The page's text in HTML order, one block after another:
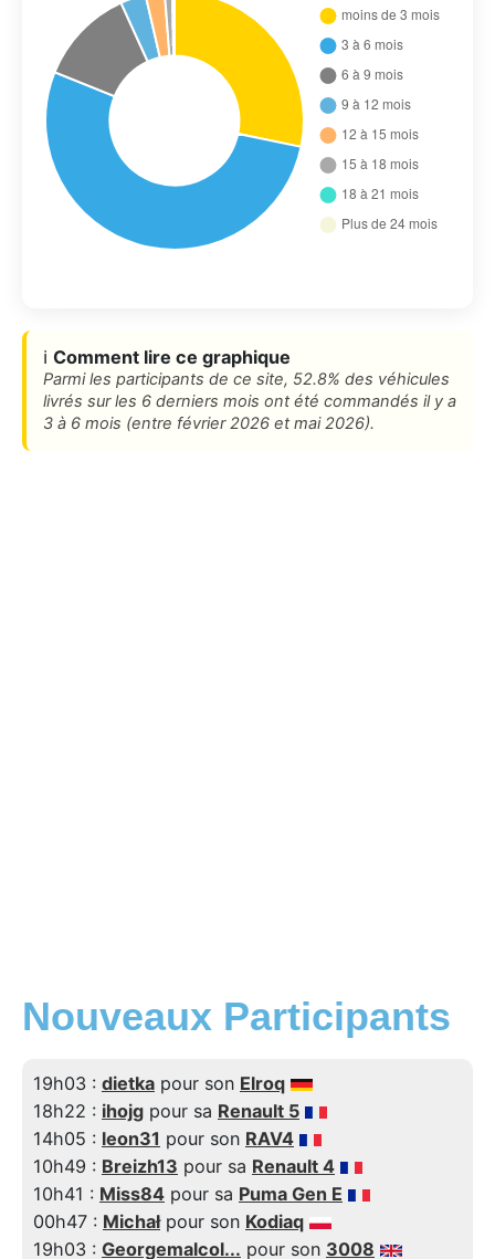
ℹ️ Comment lire ce graphique
Parmi les participants de ce site, 52.8% des véhicules
livrés sur les 6 derniers mois ont été commandés il y a
3 à 6 mois (entre février 2026 et mai 2026).
Nouveaux Participants
19h03 : dietka pour son Elroq
18h22 : ihojg pour sa Renault 5
14h05 : leon31 pour son RAV4
10h49 : Breizh13 pour sa Renault 4
10h41 : Miss84 pour sa Puma Gen E
00h47 : Michałpour son Kodiaq
19h03 : Georgemalcol... pour son 3008